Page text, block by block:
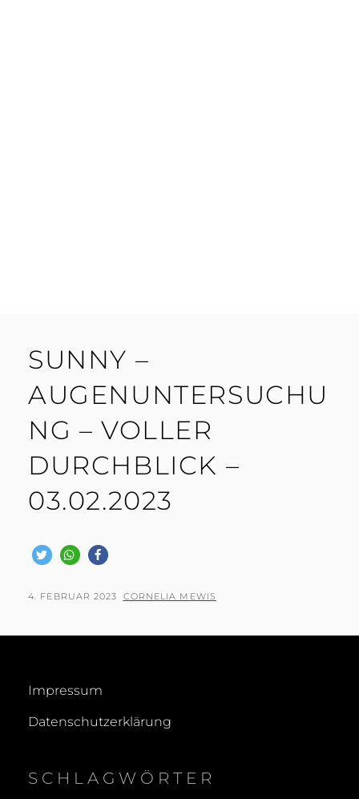
SUNNY –
AUGENUNTERSUCHU
NG – VOLLER
DURCHBLICK –
03.02.2023
POSTED
4. FEBRUAR 2023 BY
CORNELIA MEWIS
Impressum
Datenschutzerklärung
SCHLAGWÖRTER